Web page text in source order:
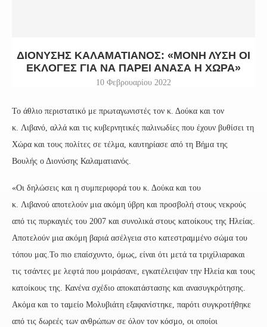
ΔΙΟΝΎΣΗΣ ΚΑΛΑΜΑΤΙΑΝΌΣ: «ΜΌΝΗ ΛΎΣΗ ΟΙ
ΕΚΛΟΓΈΣ ΓΙΑ ΝΑ ΠΆΡΕΙ ΑΝΆΣΑ Η ΧΏΡΑ»
10 Φεβρουαρίου 2022
Το άθλιο περιστατικό με πρωταγωνιστές τον κ. Δούκα και τον
κ. Λιβανό, αλλά και τις κυβερνητικές παλινωδίες που έχουν βυθίσει τη
Χώρα και τους πολίτες σε τέλμα, καυτηρίασε από τη Βήμα της
Βουλής ο Διονύσης Καλαματιανός.
«Οι δηλώσεις και η συμπεριφορά του κ. Δούκα και του
κ. Λιβανού αποτελούν μια ακόμη ύβρη και προσβολή στους νεκρούς
από τις πυρκαγιές του 2007 και συνολικά στους κατοίκους της Ηλείας.
Αποτελούν μια ακόμη βαριά ασέλγεια στο κατεστραμμένο σώμα του
τόπου μας.Το πιο επαίσχυντο, όμως, είναι ότι μετά τα τριχίλιαρακαι
τις τσάντες με λεφτά που μοιράσανε, εγκατέλειψαν την Ηλεία και τους
κατοίκους της. Κανένα σχέδιο αποκατάστασης και ανασυγκρότησης.
Ακόμα και το ταμείο Μολυβιάτη εξαφανίστηκε, παρότι συγκροτήθηκε
από τις δωρεές των ανθρώπων σε όλον τον κόσμο, οι οποίοι